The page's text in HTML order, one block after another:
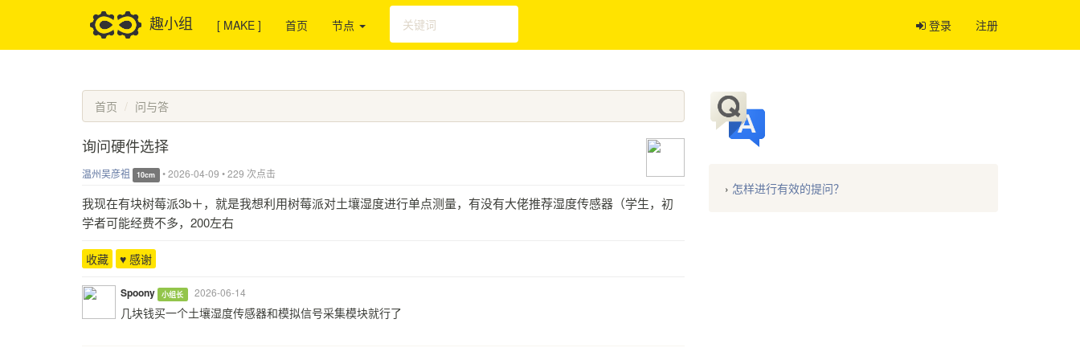
趣小组 [ MAKE ] 首页 节点 登录 注册
首页 问与答
询问硬件选择
温州吴彦祖 10cm •2026-04-09 •229 次点击
我现在有块树莓派3b＋，就是我想利用树莓派对土壤湿度进行单点测量，有没有大佬推荐湿度传感器（学生，初
学者可能经费不多，200左右
收藏 ♥ 感谢
Spoony 小组长 2026-06-14
几块钱买一个土壤湿度传感器和模拟信号采集模块就行了
› 怎样进行有效的提问？